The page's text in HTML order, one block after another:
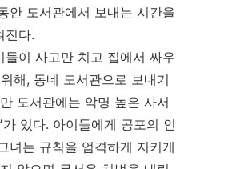
안 도서관에서 보내는 시간을
진다.
들이 사고만 치고 집에서 싸우
해, 동네 도서관으로 보내기
도서관에는 악명 높은 사서
가 있다. 아이들에게 공포의 인
녀는 규칙을 엄격하게 지키게